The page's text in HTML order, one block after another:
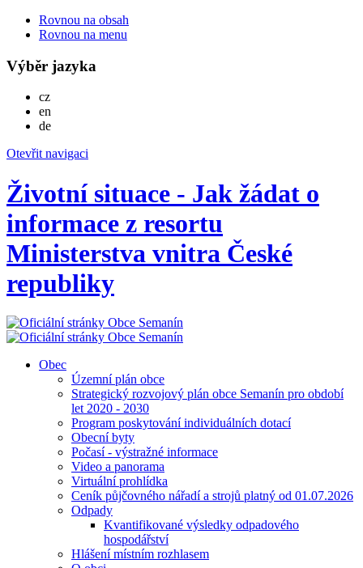
Rovnou na obsah
Rovnou na menu
Výběr jazyka
czČesky
en
deDeutsch
Otevřit navigaci
Životní situace - Jak žádat o
informace z resortu
Ministerstva vnitra České
republiky
Obec
Územní plán obce
Strategický rozvojový plán obce Semanín pro období
let 2020 - 2030
Program poskytování individuálních dotací
Obecní byty
Počasí - výstražné informace
Video a panorama
Virtuální prohlídka
Ceník půjčovného nářadí a strojů platný od 01.07.2026
Odpady
Kvantifikované výsledky odpadového
hospodářství
Hlášení místním rozhlasem